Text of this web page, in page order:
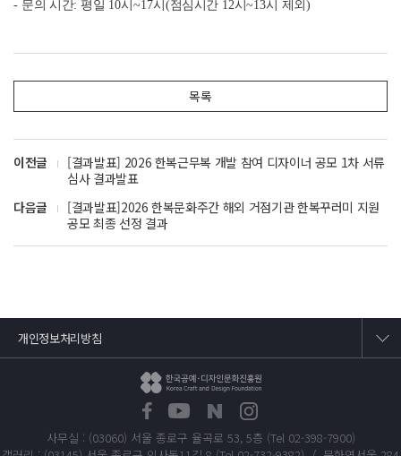
- 문의 시간:평일 10시 ~17시 (점심시간 12시~13시 제외)
목록
이전글
[결과발표] 2026 한복근무복 개발 참여 디자이너 공모 1차 서류
심사 결과발표
다음글
[결과발표]2026 한복문화주간 해외 거점기관 한복꾸러미 지원
공모 최종 선정 결과
개인정보처리방침
사무실 : (03060) 서울 종로구 율곡로 53, 5층 (Tel 02-398-7900)